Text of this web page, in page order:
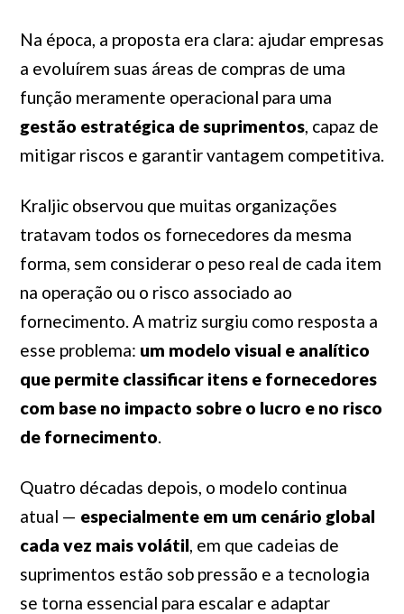
Na época, a proposta era clara: ajudar empresas
a evoluírem suas áreas de compras de uma
função meramente operacional para uma
gestão estratégica de suprimentos, capaz de
mitigar riscos e garantir vantagem competitiva.
Kraljic observou que muitas organizações
tratavam todos os fornecedores da mesma
forma, sem considerar o peso real de cada item
na operação ou o risco associado ao
fornecimento. A matriz surgiu como resposta a
esse problema: um modelo visual e analítico
que permite classificar itens e fornecedores
com base no impacto sobre o lucro e no risco
de fornecimento.
Quatro décadas depois, o modelo continua
atual — especialmente em um cenário global
cada vez mais volátil, em que cadeias de
suprimentos estão sob pressão e a tecnologia
se torna essencial para escalar e adaptar